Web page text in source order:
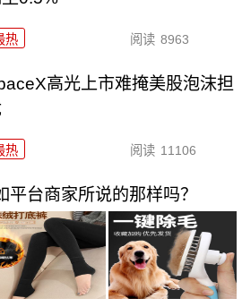
热 阅读 8963
高光上市难掩美股泡沫担
热 阅读 11106
台商家所说的那样吗？